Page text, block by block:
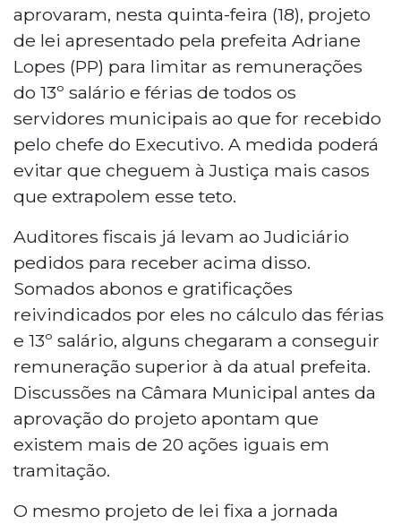
aprovaram, nesta quinta-feira (18), projeto
de lei apresentado pela prefeita Adriane
Lopes (PP) para limitar as remunerações
do 13º salário e férias de todos os
servidores municipais ao que for recebido
pelo chefe do Executivo. A medida poderá
evitar que cheguem à Justiça mais casos
que extrapolem esse teto.
Auditores fiscais já levam ao Judiciário
pedidos para receber acima disso.
Somados abonos e gratificações
reivindicados por eles no cálculo das férias
e 13º salário, alguns chegaram a conseguir
remuneração superior à da atual prefeita.
Discussões na Câmara Municipal antes da
aprovação do projeto apontam que
existem mais de 20 ações iguais em
tramitação.
O mesmo projeto de lei fixa a jornada